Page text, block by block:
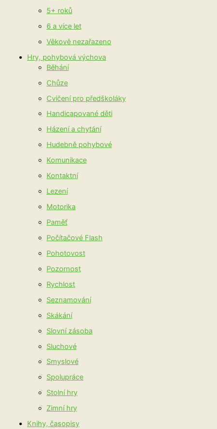
5+ roků
6 a více let
Věkově nezařazeno
Hry, pohybová výchova
Běhání
Chůze
Cvičení pro předškoláky
Handicapované děti
Házení a chytání
Hudebně pohybové
Komunikace
Kontaktní
Lezení
Motorika
Paměť
Počítačové Flash
Pohotovost
Pozornost
Rychlost
Seznamování
Skákání
Slovní zásoba
Sluchové
Smyslové
Spolupráce
Stolní hry
Zimní hry
Knihy, časopisy